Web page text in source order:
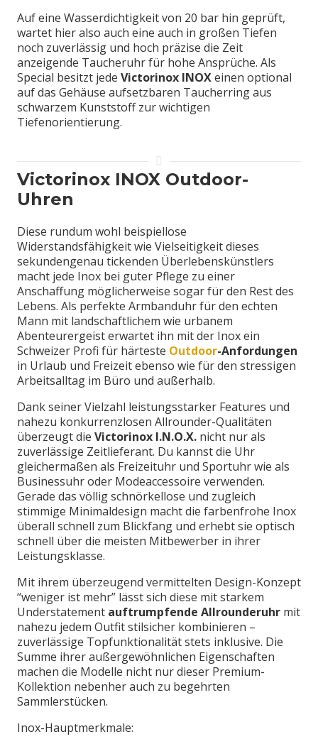
Auf eine Wasserdichtigkeit von 20 bar hin geprüft,
wartet hier also auch eine auch in großen Tiefen
noch zuverlässig und hoch präzise die Zeit
anzeigende Taucheruhr für hohe Ansprüche. Als
Special besitzt jede Victorinox INOXeinen optional
auf das Gehäuse aufsetzbaren Taucherring aus
schwarzem Kunststoff zur wichtigen
Tiefenorientierung.
Victorinox INOX Outdoor-
Uhren
Diese rundum wohl beispiellose
Widerstandsfähigkeit wie Vielseitigkeit dieses
sekundengenau tickenden Überlebenskünstlers
macht jede Inox bei guter Pflege zu einer
Anschaffung möglicherweise sogar für den Rest des
Lebens. Als perfekte Armbanduhr für den echten
Mann mit landschaftlichem wie urbanem
Abenteurergeist erwartet ihn mit der Inox ein
Schweizer Profi für härteste Outdoor-Anfordungen
in Urlaub und Freizeit ebenso wie für den stressigen
Arbeitsalltag im Büro und außerhalb.
Dank seiner Vielzahl leistungsstarker Features und
nahezu konkurrenzlosen Allrounder-Qualitäten
überzeugt die Victorinox I.N.O.X. nicht nur als
zuverlässige Zeitlieferant. Du kannst die Uhr
gleichermaßen als Freizeituhr und Sportuhr wie als
Businessuhr oder Modeaccessoire verwenden.
Gerade das völlig schnörkellose und zugleich
stimmige Minimaldesign macht die farbenfrohe Inox
überall schnell zum Blickfang und erhebt sie optisch
schnell über die meisten Mitbewerber in ihrer
Leistungsklasse.
Mit ihrem überzeugend vermittelten Design-Konzept
“weniger ist mehr” lässt sich diese mit starkem
Understatement auftrumpfende Allrounderuhr mit
nahezu jedem Outfit stilsicher kombinieren –
zuverlässige Topfunktionalität stets inklusive. Die
Summe ihrer außergewöhnlichen Eigenschaften
machen die Modelle nicht nur dieser Premium-
Kollektion nebenher auch zu begehrten
Sammlerstücken.
Inox-Hauptmerkmale: